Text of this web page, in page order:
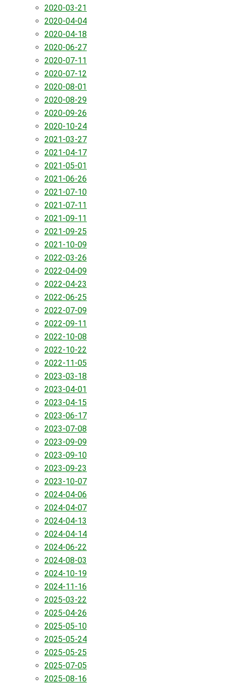
2020-03-21
2020-04-04
2020-04-18
2020-06-27
2020-07-11
2020-07-12
2020-08-01
2020-08-29
2020-09-26
2020-10-24
2021-03-27
2021-04-17
2021-05-01
2021-06-26
2021-07-10
2021-07-11
2021-09-11
2021-09-25
2021-10-09
2022-03-26
2022-04-09
2022-04-23
2022-06-25
2022-07-09
2022-09-11
2022-10-08
2022-10-22
2022-11-05
2023-03-18
2023-04-01
2023-04-15
2023-06-17
2023-07-08
2023-09-09
2023-09-10
2023-09-23
2023-10-07
2024-04-06
2024-04-07
2024-04-13
2024-04-14
2024-06-22
2024-08-03
2024-10-19
2024-11-16
2025-03-22
2025-04-26
2025-05-10
2025-05-24
2025-05-25
2025-07-05
2025-08-16